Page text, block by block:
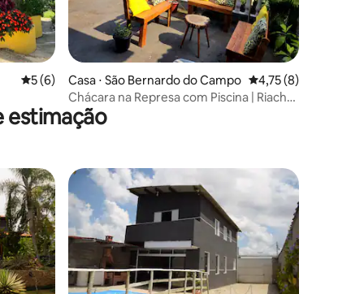
5 de uma avaliação média de 5, 6 avaliações
5 (6)
Casa ⋅ São Bernardo do Campo 4,75 de uma
4,75 (8)
Chácara na Represa com Piscina | Riacho
Grande/SBC
estimação